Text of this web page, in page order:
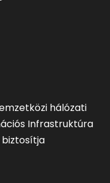
hálózati
Infrastruktúra
biztosítja